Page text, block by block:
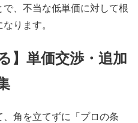
、不当な低単価に対して根
ります。
】単価交渉・追加
角を立てずに「プロの条